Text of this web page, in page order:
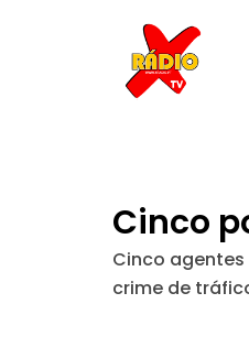
Cinco
Cinco
crime de